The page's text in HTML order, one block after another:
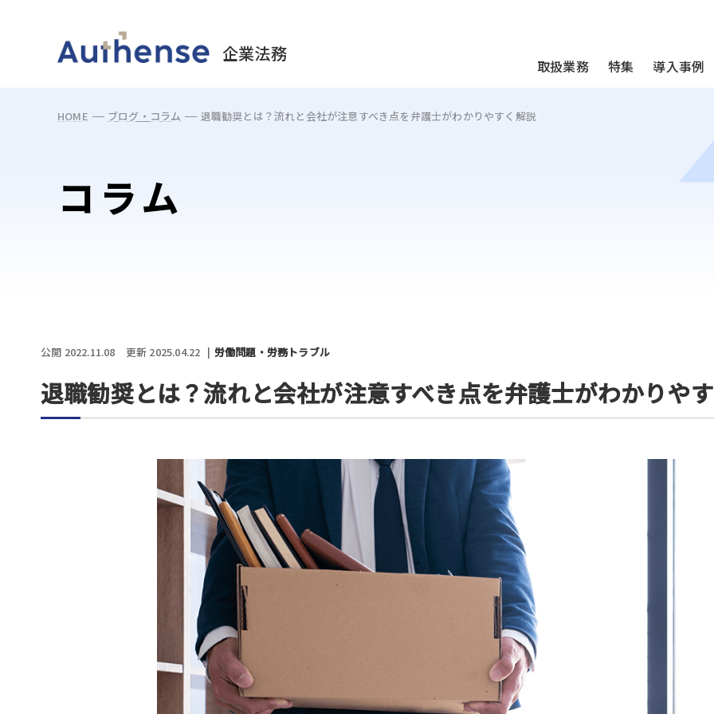
企業法務
取扱業務 特集 導入事例
HOME ブログ・コラム 退職勧奨とは？流れと会社が注意すべき点を弁護士がわかりやすく解説
コラム
公開 2022.11.08 更新 2025.04.22 労働問題・労務トラブル
退職勧奨とは？流れと会社が注意すべき点を弁護士がわかりや